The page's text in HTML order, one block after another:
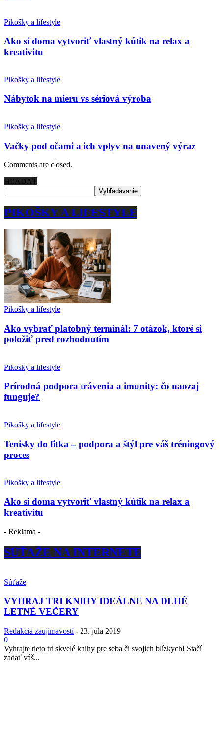
Pikošky a lifestyle
Ako si doma vytvoriť vlastný kútik na relax a
kreativitu
Pikošky a lifestyle
Nábytok na mieru vs sériová výroba
Pikošky a lifestyle
Vačky pod očami a ich vplyv na unavený výraz
Comments are closed.
HĽADAŤ
PIKOŠKY A LIFESTYLE
Pikošky a lifestyle
Ako vybrať platobný terminál: 7 otázok, ktoré si
položiť pred rozhodnutím
Pikošky a lifestyle
Prírodná podpora trávenia a imunity: čo naozaj
funguje?
Pikošky a lifestyle
Tenisky do fitka – podpora a štýl pre váš tréningový
proces
Pikošky a lifestyle
Ako si doma vytvoriť vlastný kútik na relax a
kreativitu
- Reklama -
SÚŤAŽE NA INTERNETE
Súťaže
VYHRAJ TRI KNIHY IDEÁLNE NA DLHÉ
LETNÉ VEČERY
Redakcia zaujímavostí - 23. júla 2019
0
Vyhrajte tieto tri skvelé knihy pre seba či svojich blízkych! Stačí
zadať váš...